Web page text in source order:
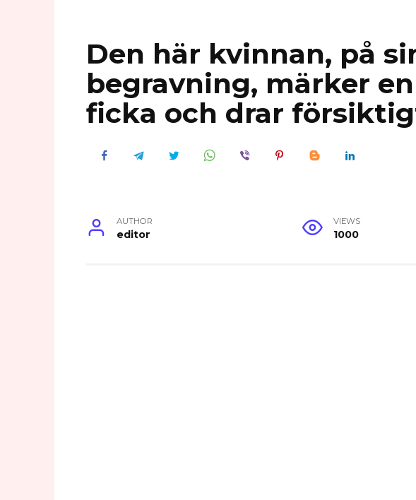
Den här kvinnan, på
begravning, märker
ficka och drar
AUTHOR
editor
VIEWS
1000